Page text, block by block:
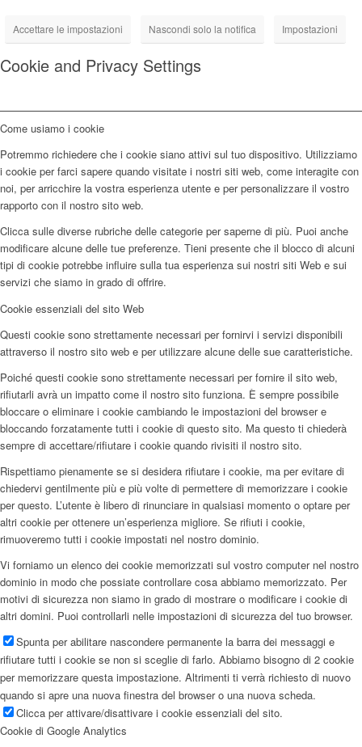
Accettare le impostazioni Nascondi solo la notifica Impostazioni
Cookie and Privacy Settings
Come usiamo i cookie
Potremmo richiedere che i cookie siano attivi sul tuo dispositivo. Utilizziamo
i cookie per farci sapere quando visitate i nostri siti web, come interagite con
noi, per arricchire la vostra esperienza utente e per personalizzare il vostro
rapporto con il nostro sito web.
Clicca sulle diverse rubriche delle categorie per saperne di più. Puoi anche
modificare alcune delle tue preferenze. Tieni presente che il blocco di alcuni
tipi di cookie potrebbe influire sulla tua esperienza sui nostri siti Web e sui
servizi che siamo in grado di offrire.
Cookie essenziali del sito Web
Questi cookie sono strettamente necessari per fornirvi i servizi disponibili
attraverso il nostro sito web e per utilizzare alcune delle sue caratteristiche.
Poiché questi cookie sono strettamente necessari per fornire il sito web,
rifiutarli avrà un impatto come il nostro sito funziona. È sempre possibile
bloccare o eliminare i cookie cambiando le impostazioni del browser e
bloccando forzatamente tutti i cookie di questo sito. Ma questo ti chiederà
sempre di accettare/rifiutare i cookie quando rivisiti il nostro sito.
Rispettiamo pienamente se si desidera rifiutare i cookie, ma per evitare di
chiedervi gentilmente più e più volte di permettere di memorizzare i cookie
per questo. L’utente è libero di rinunciare in qualsiasi momento o optare per
altri cookie per ottenere un’esperienza migliore. Se rifiuti i cookie,
rimuoveremo tutti i cookie impostati nel nostro dominio.
Vi forniamo un elenco dei cookie memorizzati sul vostro computer nel nostro
dominio in modo che possiate controllare cosa abbiamo memorizzato. Per
motivi di sicurezza non siamo in grado di mostrare o modificare i cookie di
altri domini. Puoi controllarli nelle impostazioni di sicurezza del tuo browser.
Spunta per abilitare nascondere permanente la barra dei messaggi e
rifiutare tutti i cookie se non si sceglie di farlo. Abbiamo bisogno di 2 cookie
per memorizzare questa impostazione. Altrimenti ti verrà richiesto di nuovo
quando si apre una nuova finestra del browser o una nuova scheda.
Clicca per attivare/disattivare i cookie essenziali del sito.
Cookie di Google Analytics